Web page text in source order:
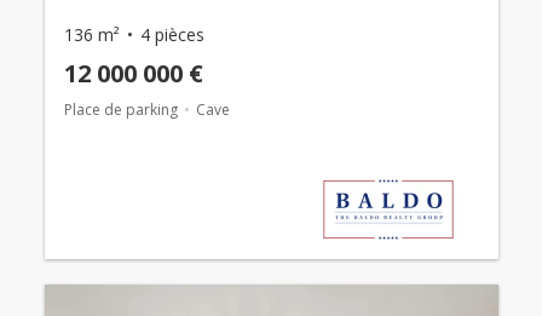
136 m² 4 pièces
12 000 000 €
Place de parking Cave